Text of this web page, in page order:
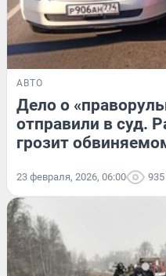
АВТО
Дело о
отправили в суд.
грозит
23 февраля, 2026, 06:00 935